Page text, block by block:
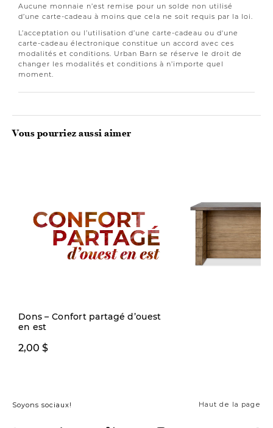
Aucune monnaie n’est remise pour un solde non utilisé
d’une carte-cadeau à moins que cela ne soit requis par la loi.
L’acceptation ou l’utilisation d’une carte-cadeau ou d'une
carte-cadeau électronique constitue un accord avec ces
modalités et conditions. Urban Barn se réserve le droit de
changer les modalités et conditions à n’importe quel
moment.
Vous pourriez aussi aimer
Dons – Confort partagé d’ouest
en est
2,00 $
Haut de la page
Soyons sociaux!